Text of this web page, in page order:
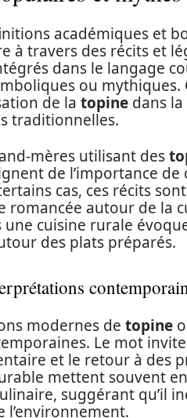
académiques et
à travers des récits et
dans le langage
ou
de la topine dans
traditionnelles.
mères utilisant des
de l’importance
cas, ces récits
romancée autour de la
cuisine rurale
des plats préparés.
modernes de topine
Le mot
et le retour à des
mettent souvent
suggérant qu’il
l’environnement.